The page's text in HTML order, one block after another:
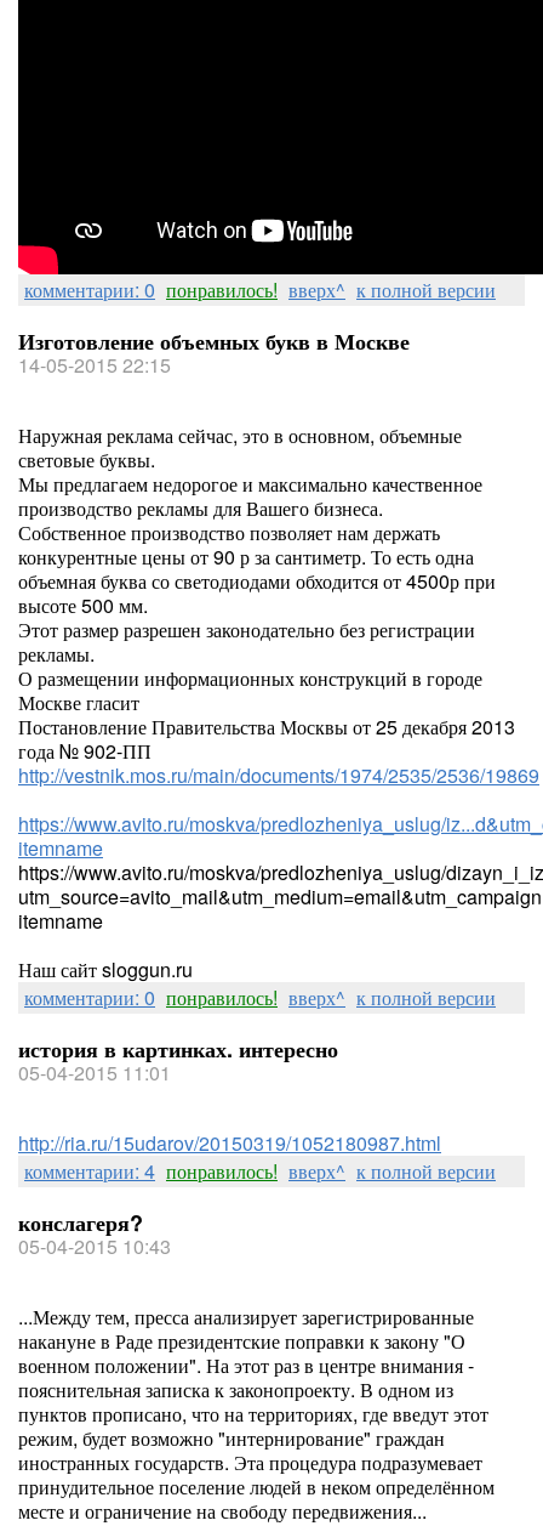
комментарии: 0 понравилось! вверх^ к полной версии
Изготовление объемных букв в Москве
14-05-2015 22:15
Наружная реклама сейчас, это в основном, объемные
световые буквы.
Мы предлагаем недорогое и максимально качественное
производство рекламы для Вашего бизнеса.
Собственное производство позволяет нам держать
конкурентные цены от 90 р за сантиметр. То есть одна
объемная буква со светодиодами обходится от 4500р при
высоте 500 мм.
Этот размер разрешен законодательно без регистрации
рекламы.
О размещении информационных конструкций в городе
Москве гласит
Постановление Правительства Москвы от 25 декабря 2013
года № 902-ПП
http://vestnik.mos.ru/main/documents/1974/2535/2536/19869
https://www.avito.ru/moskva/predlozheniya_uslug/
itemname
https://www.avito.ru/moskva/predlozheniya_uslug/
itemname
Наш сайт sloggun.ru
комментарии: 0 понравилось! вверх^ к полной версии
история в картинках. интересно
05-04-2015 11:01
http://ria.ru/15udarov/20150319/1052180987.html
комментарии: 4 понравилось! вверх^ к полной версии
конслагеря?
05-04-2015 10:43
...Между тем, пресса анализирует зарегистрированные
накануне в Раде президентские поправки к закону "О
военном положении". На этот раз в центре внимания -
пояснительная записка к законопроекту. В одном из
пунктов прописано, что на территориях, где введут этот
режим, будет возможно "интернирование" граждан
иностранных государств. Эта процедура подразумевает
принудительное поселение людей в неком определённом
месте и ограничение на свободу передвижения...